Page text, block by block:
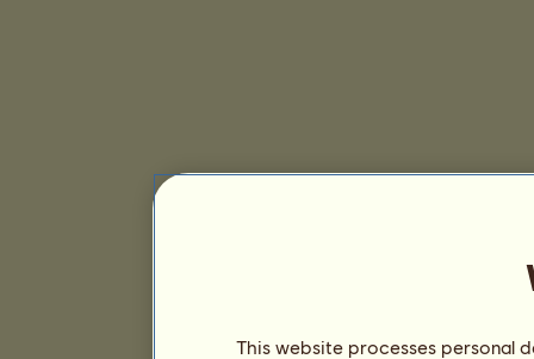
This website processes personal